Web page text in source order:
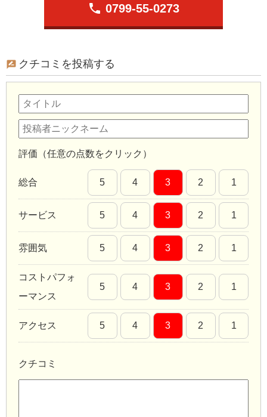
phone 0799-55-0273
クチコミを投稿する
評価（任意の点数をクリック）
総合 5 4 3 2 1
サービス 5 4 3 2 1
雰囲気 5 4 3 2 1
コストパフォ
ーマンス
5 4 3 2 1
アクセス 5 4 3 2 1
クチコミ